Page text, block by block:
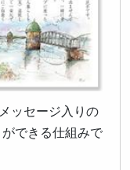
ッセージ入りの
できる仕組みで